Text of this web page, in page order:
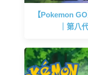
【Pokemon
｜第八